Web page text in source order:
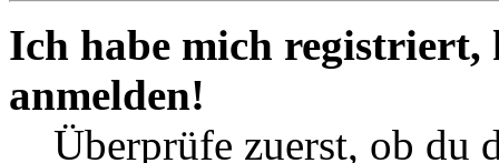
Ich habe mich
anmelden!
Überprüfe zuerst, ob du